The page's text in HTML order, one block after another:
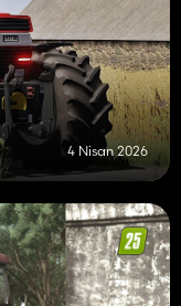
4 Nisan 2026